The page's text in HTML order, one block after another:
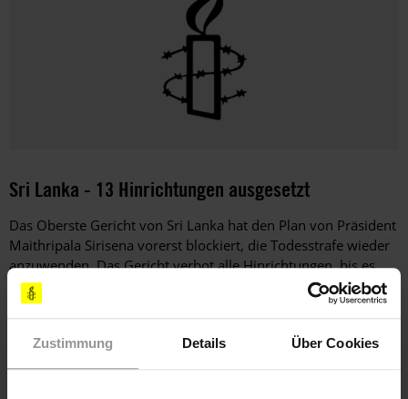
Zustimmung Details Über Cookies
Sri Lanka - 13 Hinrichtungen ausgesetzt
Das Oberste Gericht von Sri Lanka hat den Plan von Präsident
Maithripala Sirisena vorerst blockiert, die Todesstrafe wieder
anzuwenden. Das Gericht verbot alle Hinrichtungen, bis es
über mehrere Petitionen gegen deren Verfassungs-mäßigkeit
entschieden habe. Die nächsten Anhörungen zu diesen
zum Tode verurteilte Personen nicht mehr in unmittelbarer
Gefahr, hingerichtet zu werden. (